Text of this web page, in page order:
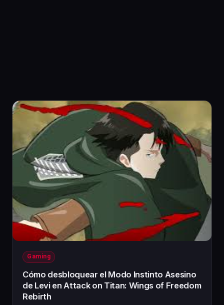
Gaming
Cómo desbloquear el Modo Instinto Asesino
de Levi en Attack on Titan: Wings of Freedom
Rebirth